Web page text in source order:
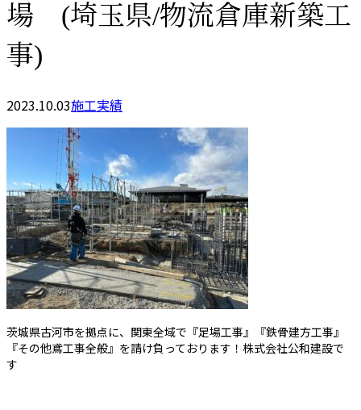
場 (埼玉県/物流倉庫新築工
事)
2023.10.03施工実績
茨城県古河市を拠点に、関東全域で『足場工事』『鉄骨建方工事』
『その他鳶工事全般』を請け負っております！株式会社公和建設で
す